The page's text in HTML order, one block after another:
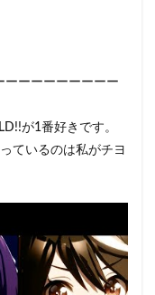
ーーーーーーーーー
が1番好きです。
ているのは私がチヨ